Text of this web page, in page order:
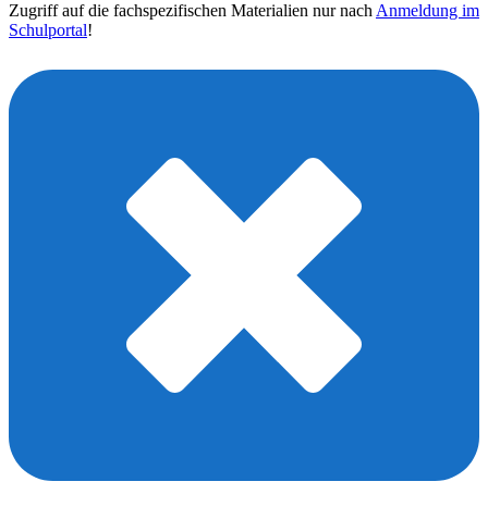
Zugriff auf die fachspezifischen Materialien nur nach Anmeldung im
Schulportal!